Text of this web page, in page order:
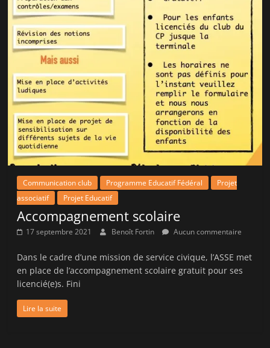
Communication club Programme Educatif Fédéral
Projet
associatif
Projet Educatif
Accompagnement scolaire
17 septembre 2021 Benoît Fortin Aucun commentaire
Dans le cadre d’une mission de service civique, l’ASSE met
en place de l’accompagnement scolaire gratuit pour ses
licencié(e)s. Fini
Lire la suite